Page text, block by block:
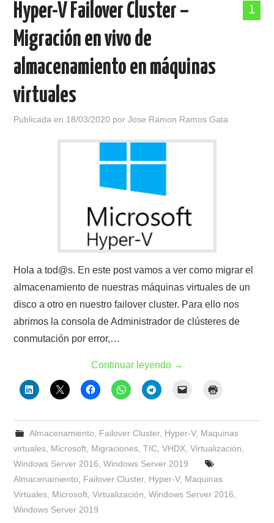
POLÍTICA DE PRIVACIDAD
1
Hyper-V Failover Cluster –
Migración en vivo de
almacenamiento en máquinas
virtuales
Publicada en 18/03/2020 porJose Ramon Ramos Gata
Hola a tod@s. En este post vamos a ver como migrar el
almacenamiento de nuestras máquinas virtuales de un
disco a otro en nuestro failover cluster. Para ello nos
abrimos la consola de Administrador de clústeres de
conmutación por error,…
Continuar leyendo →
Almacenamiento Failover Cluster, Hyper-V, Maquinas
virtuales Microsoft Migraciones ,TIC ,VHDX ,Virtualización
Windows Server 2016 ,Windows Server 2019
Almacenamiento
Failover Cluster, Hyper-V, Maquinas
Virtuales Microsoft ,Virtualización ,Windows Server 2016
Windows Server 2019